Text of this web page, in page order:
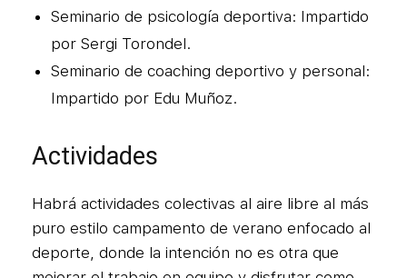
Seminario de psicología deportiva: Impartido
por Sergi Torondel.
Seminario de coaching deportivo y personal:
Impartido por Edu Muñoz.
Actividades
Habrá actividades colectivas al aire libre al más
puro estilo campamento de verano enfocado al
deporte, donde la intención no es otra que